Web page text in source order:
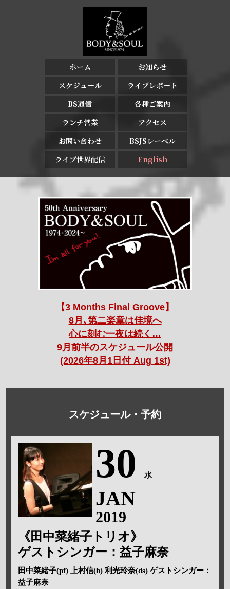
ホーム
お知らせ
スケジュール
ライブレポート
BS通信
各種ご案内
ランチ営業
アクセス
お問い合わせ
BSJSレーベル
ライブ世界配信
English
【3 Months Final Groove】
8月､第二楽章は佳境へ
心に刻む一夜は続く…
9月前半のスケジュール公開
(2026年8月1日付 Aug 1st)
スケジュール・予約
30 水
JAN
2019
《田中菜緒子トリオ》
ゲストシンガー：益子麻奈
田中菜緒子(pf) 上村信(b) 利光玲奈(ds) ゲストシンガー：
益子麻奈